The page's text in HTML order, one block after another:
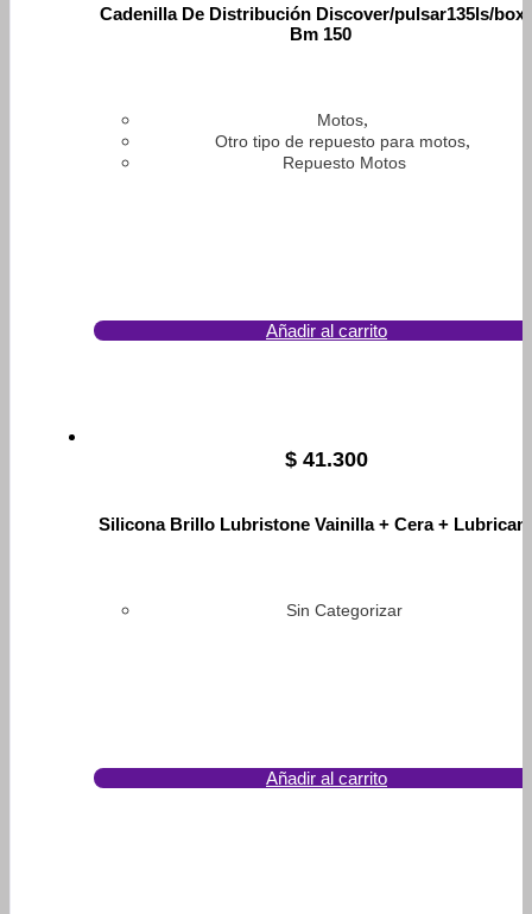
Cadenilla De Distribución Discover/pulsar135ls/
Bm 150
Motos,
Otro tipo de repuesto para motos,
Repuesto Motos
Añadir al carrito
$ 41.300
Silicona Brillo Lubristone Vainilla + Cera +
Sin Categorizar
Añadir al carrito